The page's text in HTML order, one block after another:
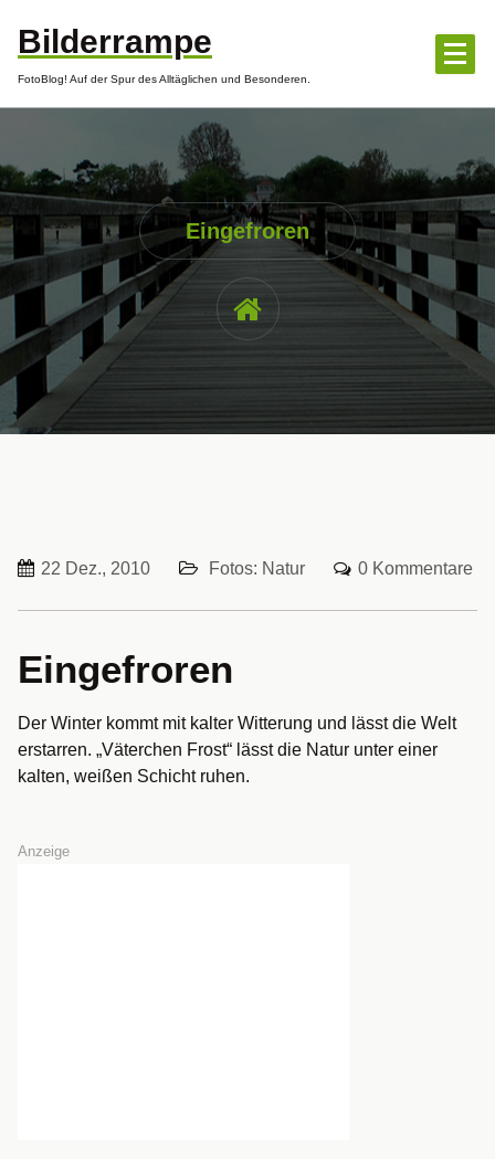
Inhalt
springen
Bilderrampe
FotoBlog! Auf der Spur des Alltäglichen und Besonderen.
Eingefroren
22 Dez., 2010 Fotos: Natur 0 Kommentare
Eingefroren
Der Winter kommt mit kalter Witterung und lässt die Welt
erstarren. „Väterchen Frost“ lässt die Natur unter einer
kalten, weißen Schicht ruhen.
Anzeige